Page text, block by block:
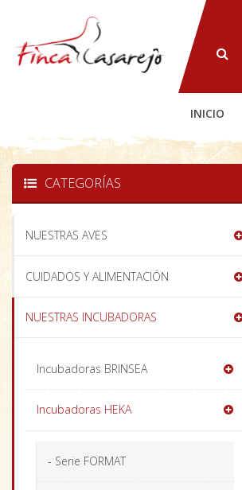
INICIO
CATEGORÍAS
NUESTRAS AVES
CUIDADOS Y ALIMENTACIÓN
NUESTRAS INCUBADORAS
Incubadoras BRINSEA
Incubadoras HEKA
- Serie FORMAT